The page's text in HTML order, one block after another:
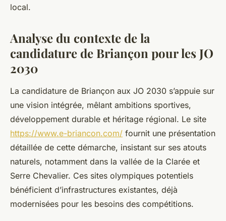
local.
Analyse du contexte de la
candidature de Briançon pour les JO
2030
La candidature de Briançon aux JO 2030 s’appuie sur
une vision intégrée, mêlant ambitions sportives,
développement durable et héritage régional. Le site
https://www.e-briancon.com/ fournit une présentation
détaillée de cette démarche, insistant sur ses atouts
naturels, notamment dans la vallée de la Clarée et
Serre Chevalier. Ces sites olympiques potentiels
bénéficient d’infrastructures existantes, déjà
modernisées pour les besoins des compétitions.